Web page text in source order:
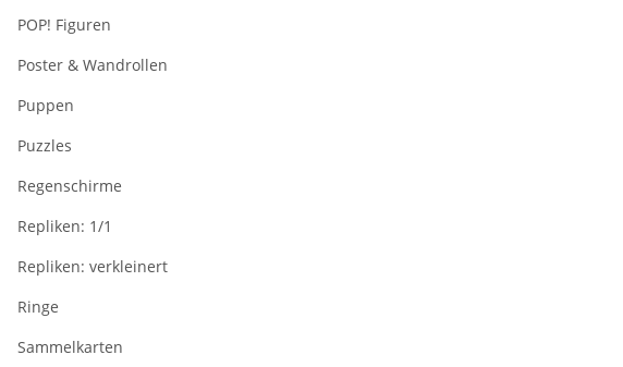
POP! Figuren
Poster & Wandrollen
Puppen
Puzzles
Regenschirme
Repliken: 1/1
Repliken: verkleinert
Ringe
Sammelkarten